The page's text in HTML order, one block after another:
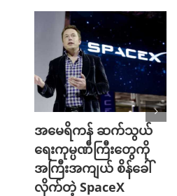
အမေရိကန် ဆက်သွယ်
ရေးကုမ္ပဏီကြီးတွေကို
အကြီးအကျယ် စိန်ခေါ်
လိုက်တဲ့ SpaceX